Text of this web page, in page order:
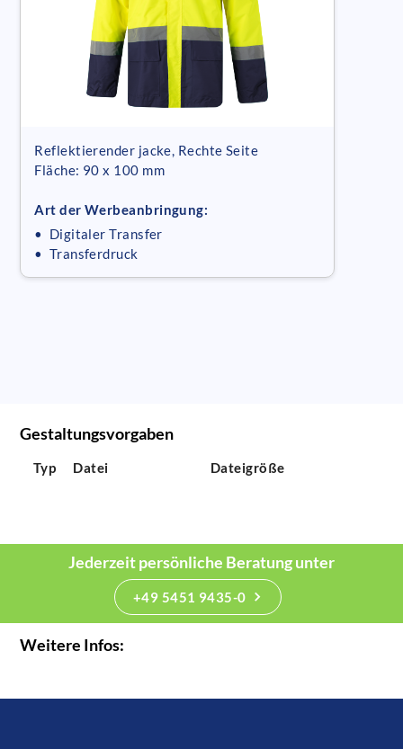
Reflektierender jacke, Rechte Seite
Fläche: 90 x 100 mm
Art der Werbeanbringung:
• Digitaler Transfer
• Transferdruck
Gestaltungsvorgaben
Typ Datei Dateigröße
Jederzeit persönliche Beratung unter
+49 5451 9435-0
Weitere Infos: